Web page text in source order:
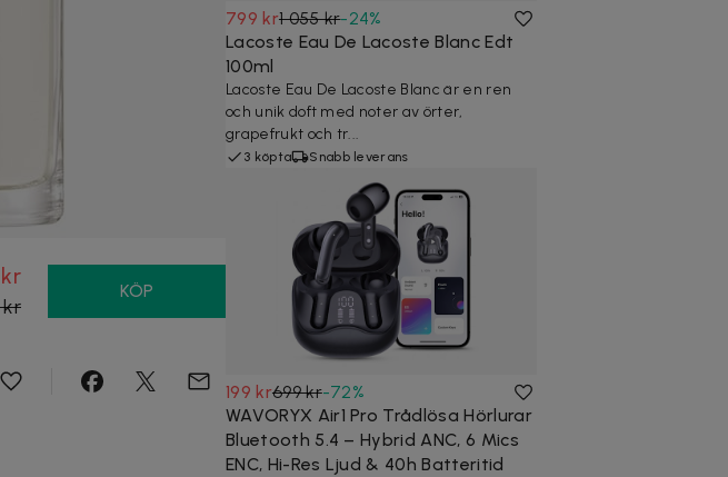
kr
KÖP
799 kr1 055 kr-24%
Lacoste Eau De Lacoste Blanc Edt
100ml
Lacoste Eau De Lacoste Blanc är en ren
och unik doft med noter av örter,
grapefrukt och tr...
3 köpta Snabb leverans
199 kr699 kr-72%
WAVORYX Air1 Pro Trådlösa Hörlurar
Bluetooth 5.4 – Hybrid ANC, 6 Mics
ENC, Hi-Res Ljud & 40h Batteritid